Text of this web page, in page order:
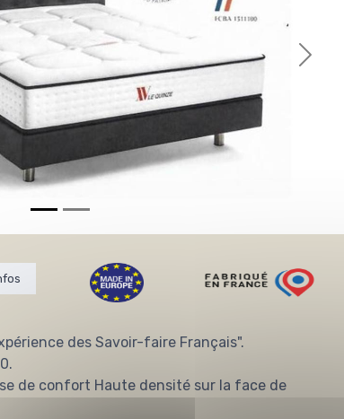
des Savoir-faire Français".
de confort Haute densité sur la face de